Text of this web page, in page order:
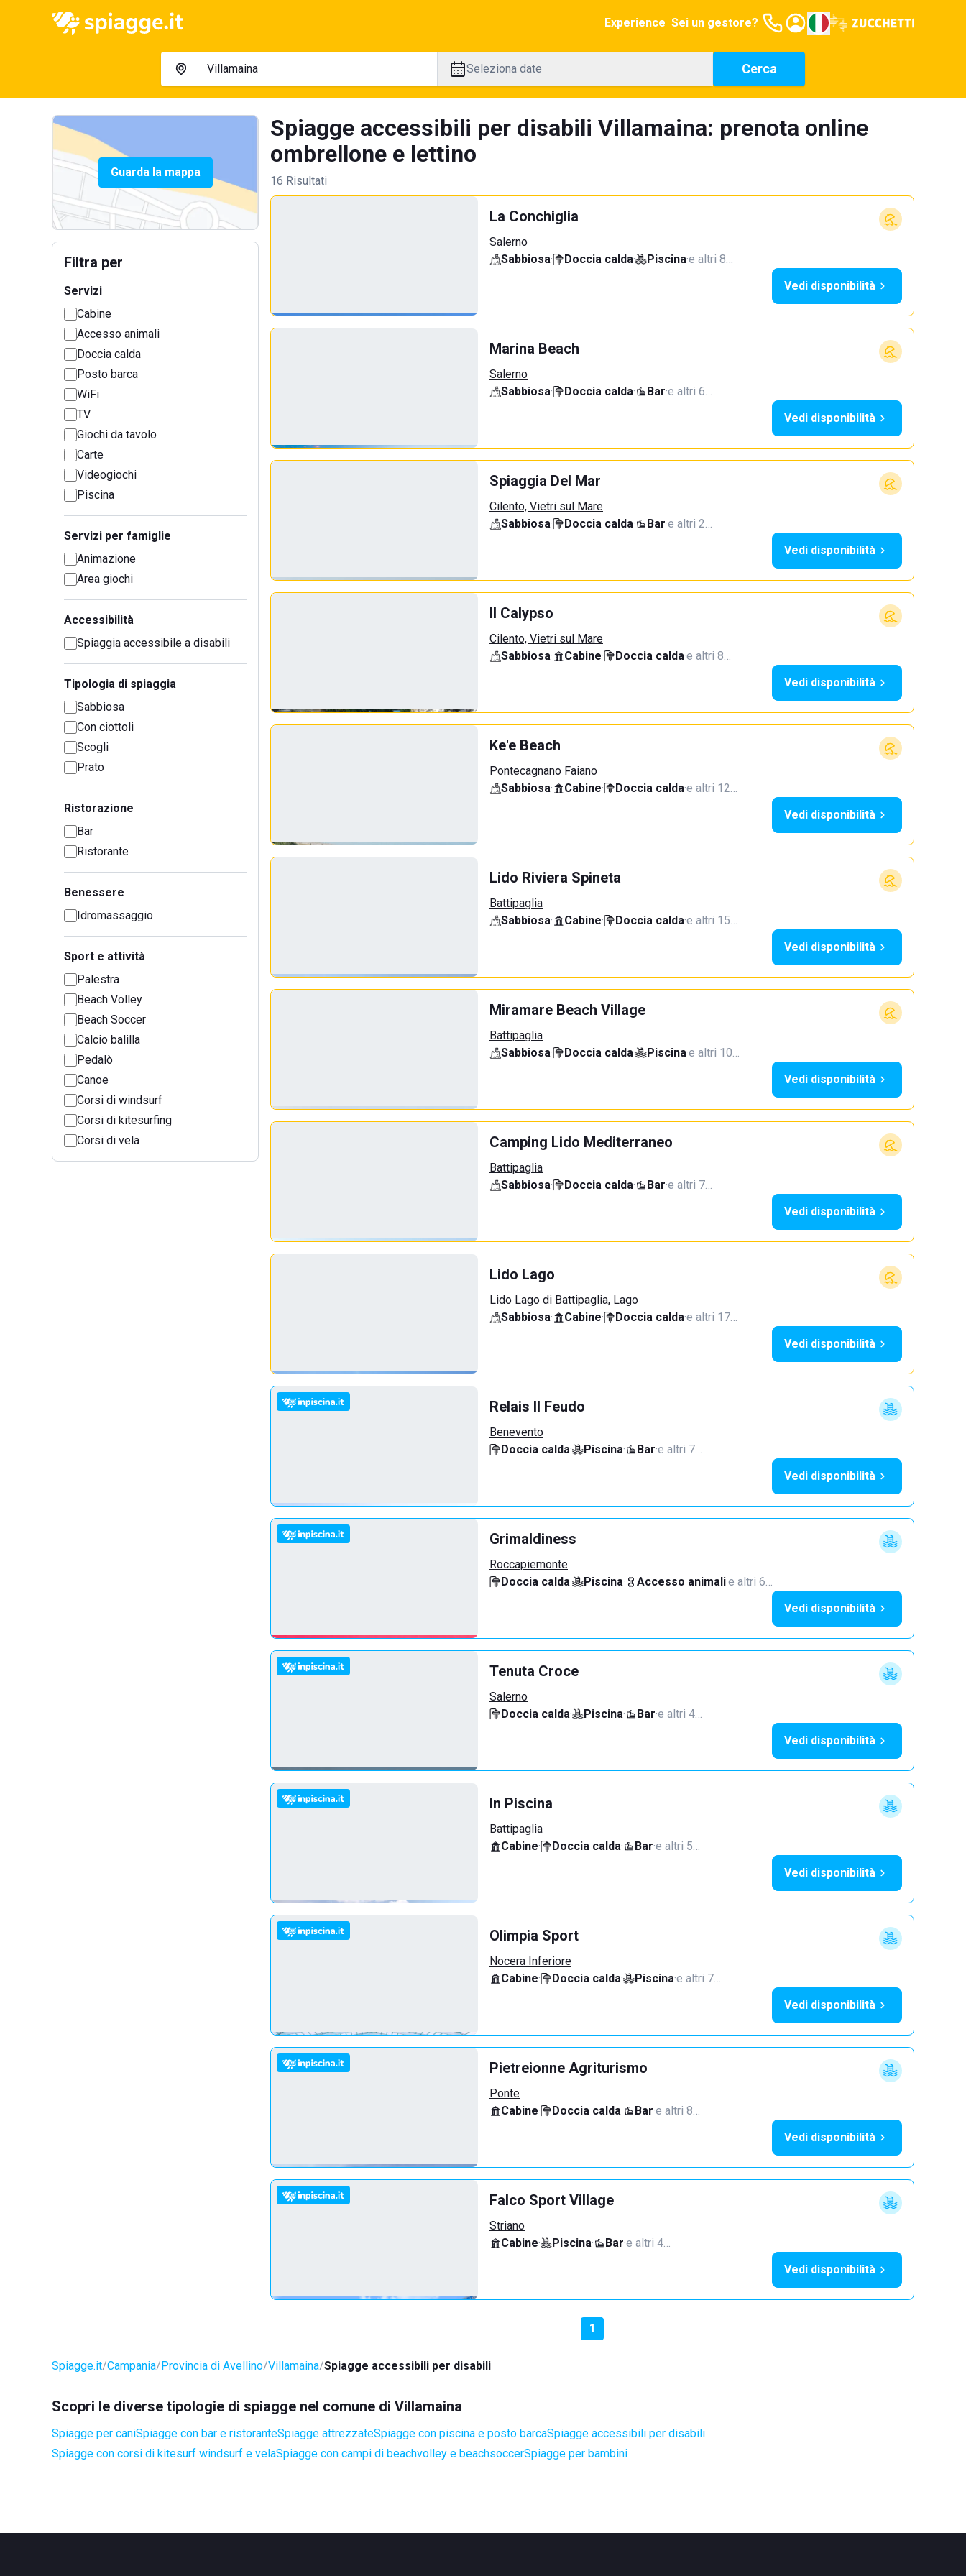
Experience Sei un gestore?
Seleziona date Cerca
Guarda la mappa
Filtra per
Servizi
Cabine
Accesso animali
Doccia calda
Posto barca
WiFi
TV
Giochi da tavolo
Carte
Videogiochi
Piscina
Servizi per famiglie
Animazione
Area giochi
Accessibilità
Spiaggia accessibile a disabili
Tipologia di spiaggia
Sabbiosa
Con ciottoli
Scogli
Prato
Ristorazione
Bar
Ristorante
Benessere
Idromassaggio
Sport e attività
Palestra
Beach Volley
Beach Soccer
Calcio balilla
Pedalò
Canoe
Corsi di windsurf
Corsi di kitesurfing
Corsi di vela
Spiagge accessibili per disabili Villamaina: prenota online
ombrellone e lettino
16 Risultati
La Conchiglia
Salerno
Sabbiosa· Doccia calda· Piscina·e altri 8…
Vedi disponibilità
Marina Beach
Salerno
Sabbiosa· Doccia calda· Bar·e altri 6…
Vedi disponibilità
Spiaggia Del Mar
Cilento, Vietri sul Mare
Sabbiosa· Doccia calda· Bar·e altri 2…
Vedi disponibilità
Il Calypso
Cilento, Vietri sul Mare
Sabbiosa· Cabine· Doccia calda·e altri 8…
Vedi disponibilità
Ke'e Beach
Pontecagnano Faiano
Sabbiosa· Cabine· Doccia calda·e altri 12…
Vedi disponibilità
Lido Riviera Spineta
Battipaglia
Sabbiosa· Cabine· Doccia calda·e altri 15…
Vedi disponibilità
Miramare Beach Village
Battipaglia
Sabbiosa· Doccia calda· Piscina·e altri 10…
Vedi disponibilità
Camping Lido Mediterraneo
Battipaglia
Sabbiosa· Doccia calda· Bar·e altri 7…
Vedi disponibilità
Lido Lago
Lido Lago di Battipaglia, Lago
Sabbiosa· Cabine· Doccia calda·e altri 17…
Vedi disponibilità
Relais Il Feudo
Benevento
Doccia calda· Piscina· Bar·e altri 7…
Vedi disponibilità
Grimaldiness
Roccapiemonte
Doccia calda· Piscina· Accesso animali·e altri 6…
Vedi disponibilità
Tenuta Croce
Salerno
Doccia calda· Piscina· Bar·e altri 4…
Vedi disponibilità
In Piscina
Battipaglia
Cabine· Doccia calda· Bar·e altri 5…
Vedi disponibilità
Olimpia Sport
Nocera Inferiore
Cabine· Doccia calda· Piscina·e altri 7…
Vedi disponibilità
Pietreionne Agriturismo
Ponte
Cabine· Doccia calda· Bar·e altri 8…
Vedi disponibilità
Falco Sport Village
Striano
Cabine· Piscina· Bar·e altri 4…
Vedi disponibilità
1
Spiagge.it Campania Provincia di Avellino Villamaina Spiagge accessibili per disabili
Scopri le diverse tipologie di spiagge nel comune di Villamaina
Spiagge per caniSpiagge con bar e ristoranteSpiagge attrezzateSpiagge con piscina e posto barcaSpiagge accessibili per disabili
Spiagge con corsi di kitesurf windsurf e velaSpiagge con campi di beachvolley e beachsoccerSpiagge per bambini